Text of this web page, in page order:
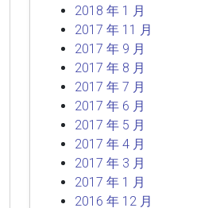
2018 年 1 月
2017 年 11 月
2017 年 9 月
2017 年 8 月
2017 年 7 月
2017 年 6 月
2017 年 5 月
2017 年 4 月
2017 年 3 月
2017 年 1 月
2016 年 12 月